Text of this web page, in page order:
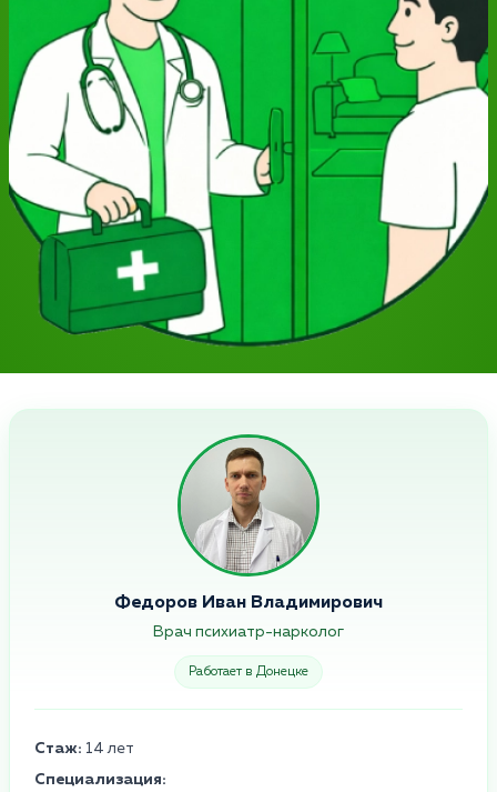
Федоров Иван Владимирович
Врач психиатр-нарколог
Работает в Донецке
Стаж: 14 лет
Специализация: